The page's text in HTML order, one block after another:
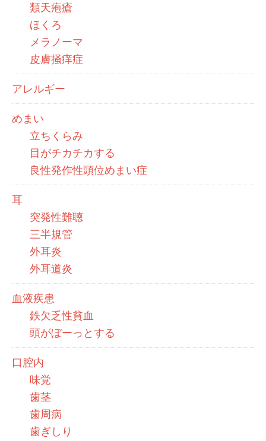
類天疱瘡
ほくろ
メラノーマ
皮膚掻痒症
アレルギー
めまい
立ちくらみ
目がチカチカする
良性発作性頭位めまい症
耳
突発性難聴
三半規管
外耳炎
外耳道炎
血液疾患
鉄欠乏性貧血
頭がぼーっとする
口腔内
味覚
歯茎
歯周病
歯ぎしり